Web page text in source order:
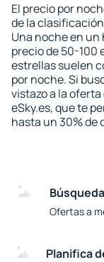
El precio por
de la
Una noche en
precio de 50-100
estrellas suelen
por noche. Si
vistazo a la oferta
eSky.es, que te
hasta un 30% de
Ofertas a
Planifica